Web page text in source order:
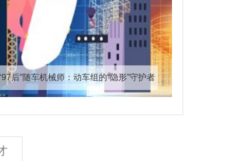
后”随车机械师：动车组的“隐形”守护者